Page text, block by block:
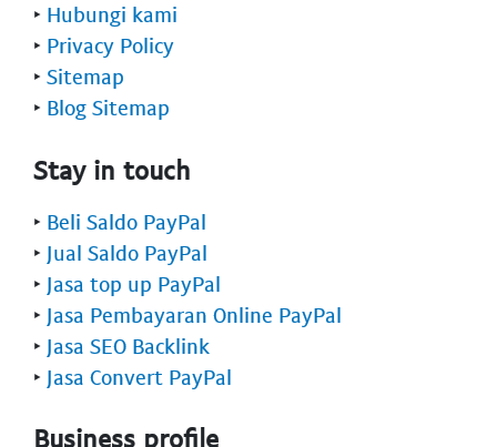
‣ Hubungi kami
‣ Privacy Policy
‣ Sitemap
‣ Blog Sitemap
Stay in touch
‣ Beli Saldo PayPal
‣ Jual Saldo PayPal
‣ Jasa top up PayPal
‣ Jasa Pembayaran Online PayPal
‣ Jasa SEO Backlink
‣ Jasa Convert PayPal
Business profile